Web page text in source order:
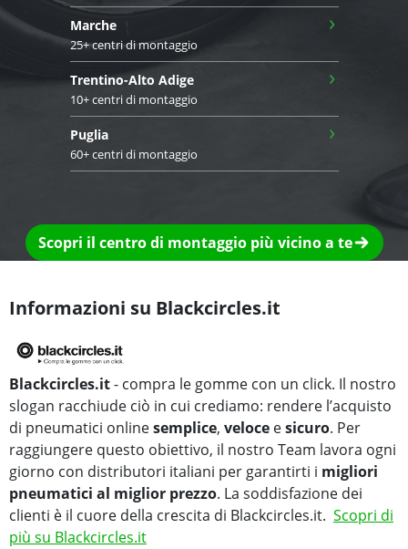
Marche
25+ centri di montaggio
›
Trentino-Alto Adige
10+ centri di montaggio
›
Puglia
60+ centri di montaggio
›
Scopri il centro di montaggio più vicino a te
Informazioni su Blackcircles.it
Blackcircles.it- compra le gomme con un click. Il nostro
slogan racchiude ciò in cui crediamo: rendere l’acquisto
di pneumatici onlinesemplice, veloce esicuro. Per
raggiungere questo obiettivo, il nostro Team lavora ogni
giorno con distributori italiani per garantirti i migliori
pneumatici al miglior prezzo. La soddisfazione dei
clienti è il cuore della crescita di Blackcircles.it. Scopri di
più su Blackcircles.it